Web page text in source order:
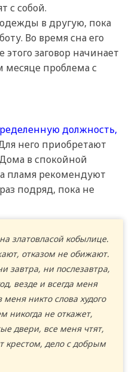
с собой.
в другую, пока
Во время сна его
заговор начинает
месяце проблема с
должность,
него приобретают
в спокойной
пламя рекомендуют
подряд, пока не
златовласой кобылице.
отказом не обижают.
завтра, ни послезавтра,
везде и всегда меня
никто слова худого
никогда не откажет,
двери, все меня чтят,
крестом, дело с добрым